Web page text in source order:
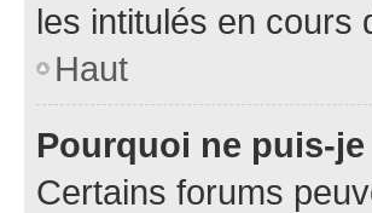
les intitulés en cours
Haut
Pourquoi ne puis-
Certains forums